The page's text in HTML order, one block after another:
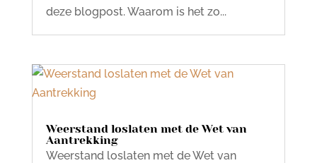
deze blogpost. Waarom is het zo...
Weerstand loslaten met de Wet van
Aantrekking
Weerstand loslaten met de Wet van